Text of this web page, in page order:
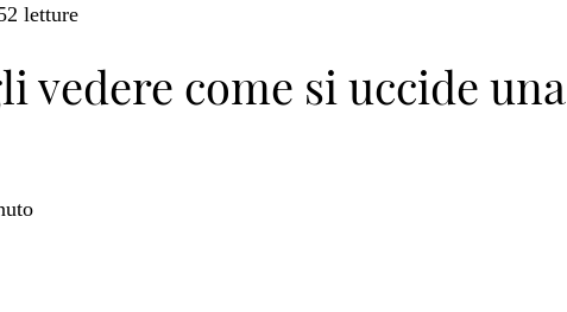
letture
vedere come si uccide una